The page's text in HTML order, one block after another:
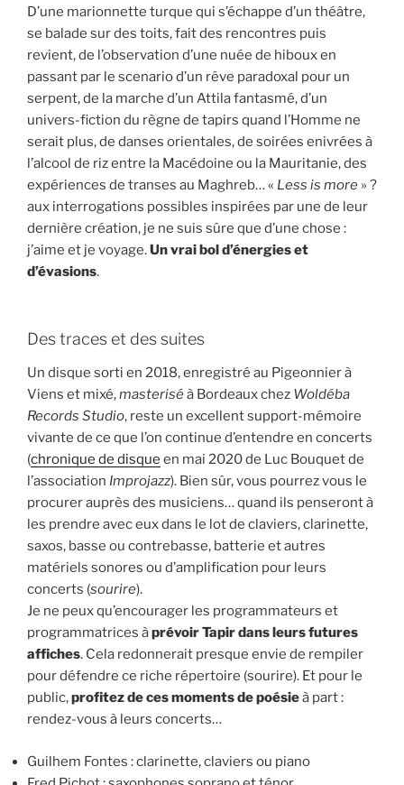
D’une marionnette turque qui s’échappe d’un théâtre,
se balade sur des toits, fait des rencontres puis
revient, de l’observation d’une nuée de hiboux en
passant par le scenario d’un rêve paradoxal pour un
serpent, de la marche d’un Attila fantasmé, d’un
univers-fiction du règne de tapirs quand l’Homme ne
serait plus, de danses orientales, de soirées enivrées à
l’alcool de riz entre la Macédoine ou la Mauritanie, des
expériences de transes au Maghreb… « Less is more » ?
aux interrogations possibles inspirées par une de leur
dernière création, je ne suis sûre que d’une chose :
j’aime et je voyage.Un vrai bol d’énergies et
d’évasions.
Des traces et des suites
Un disque sorti en 2018, enregistré au Pigeonnier à
Viens et mixé,masteriséà Bordeaux chez Woldéba
Records Studio, reste un excellent support-mémoire
vivante de ce que l’on continue d’entendre en concerts
(chronique de disque en mai 2020 de Luc Bouquet de
l’association Improjazz). Bien sûr, vous pourrez vous le
procurer auprès des musiciens… quand ils penseront à
les prendre avec eux dans le lot de claviers, clarinette,
saxos, basse ou contrebasse, batterie et autres
matériels sonores ou d’amplification pour leurs
concerts (sourire).
Je ne peux qu’encourager les programmateurs et
programmatrices àprévoir Tapir dans leurs futures
affiches. Cela redonnerait presque envie de rempiler
pour défendre ce riche répertoire (sourire). Et pour le
public,profitez de ces moments de poésieà part :
rendez-vous à leurs concerts…
Guilhem Fontes : clarinette, claviers ou piano